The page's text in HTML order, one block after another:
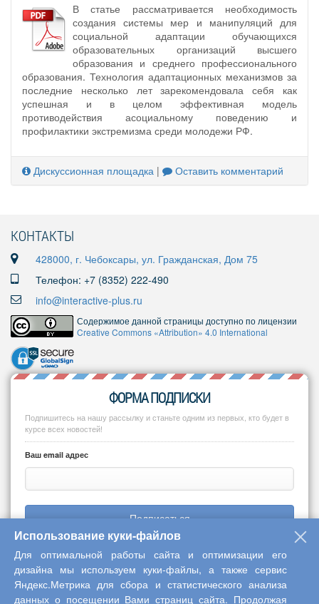
В статье рассматривается необходимость
создания системы мер и манипуляций для
социальной адаптации обучающихся
образовательных организаций высшего
образования и среднего профессионального
образования. Технология адаптационных механизмов за
последние несколько лет зарекомендовала себя как
успешная и в целом эффективная модель
противодействия асоциальному поведению и
профилактики экстремизма среди молодежи РФ.
Дискуссионная площадка | Оставить комментарий
КОНТАКТЫ
428000, г. Чебоксары, ул. Гражданская, Дом 75
Телефон: +7 (8352) 222-490
info@interactive-plus.ru
Содержимое данной страницы доступно по лицензии
Creative Commons «Attribution» 4.0 International
ФОРМА ПОДПИСКИ
Подпишитесь на нашу рассылку и станьте одним из первых, кто будет в
курсе всех новостей!
Ваш email адрес
Подписаться
Copyright © 2013-2026 Центр научного сотрудничества «Интерактив
Использование куки-файлов
Для оптимальной работы сайта и оптимизации его
дизайна мы используем куки-файлы, а также сервис
Яндекс.Метрика для сбора и статистического анализа
данных о посещении Вами страниц сайта. Продолжая